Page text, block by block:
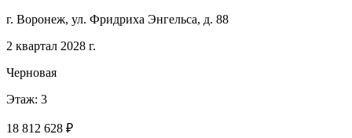
г. Воронеж, ул. Фридриха Энгельса, д. 88
2 квартал 2028 г.
Черновая
Этаж: 3
18 812 628 ₽